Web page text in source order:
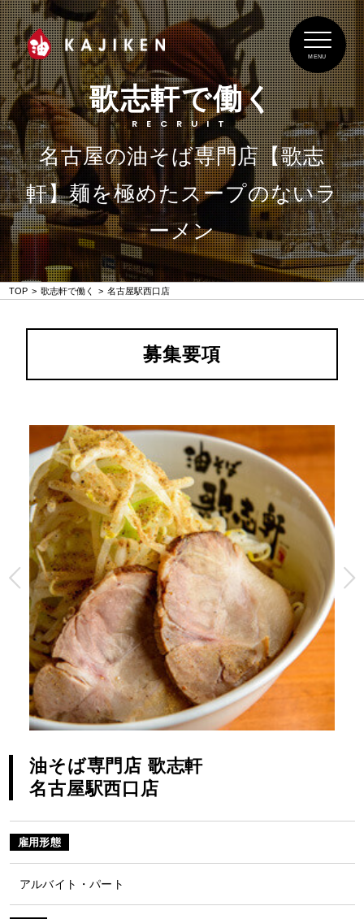
MENU
歌志軒で働く
RECRUIT
名古屋の油そば専門店【歌志
軒】麺を極めたスープのないラ
ーメン
TOP 歌志軒で働く 名古屋駅西口店
募集要項
油そば専門店 歌志軒
名古屋駅西口店
雇用形態
アルバイト・パート